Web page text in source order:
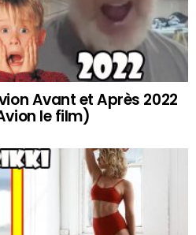
Avant et Après 2022
le film)